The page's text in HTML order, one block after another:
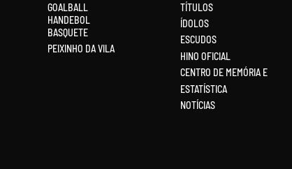
GOALBALL
HANDEBOL
BASQUETE
PEIXINHO DA VILA
TÍTULOS
ÍDOLOS
ESCUDOS
HINO OFICIAL
CENTRO DE MEMÓRIA E
ESTATÍSTICA
NOTÍCIAS